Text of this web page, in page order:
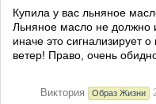
Купила у вас льняное
Льняное масло не должно
иначе это сигнализирует
ветер! Право, очень
Виктория Образ Жизни